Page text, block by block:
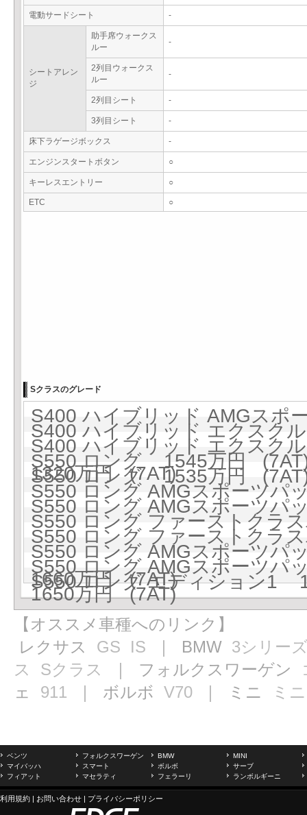
電動サードシート -
シートアレン
ジ
助手席ウォークス
ルー
-
2列目ウォークス
ルー
-
2列目シート -
3列目シート -
床下ラゲージボックス -
エンジンスタートボタン ○
キーレスエントリー ○
ETC ○
Sクラスのグレード
S400 ハイブリッド AMGス
S400 ハイブリッド エクス
S400 ハイブリッド エクスク
1320万円 (7AT)
S550 ロング 1545万円
S550 ロング 1535万円
S550 ロング AMGスポーツ
S550 ロング AMGスポーツ
S550 ロング ファーストク
S550 ロング ファーストク
S550 ロング AMGスポーツ
1660万円 (7AT)
S550 ロング AMGスポーツ
1650万円 (7AT)
S550 ロング エディション1
【オススメ車種へのリンク】
レクサス GS IS ｜ BMW 3シリー
ス
Sクラス ｜ フォルクスワーゲン
ェ 911 ｜ ボルボ V70 ｜ ミニ ミニ
ベンツ フォルクスワーゲン BMW
MINI
マイバッハ
スマート ボルボ
サーブ
フィアット
マセラティ フェラーリ ランボルギーニ
利用規約 | お問い合わせ | プライバシーポリシー